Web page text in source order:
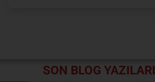
SON BLOG YAZILARI